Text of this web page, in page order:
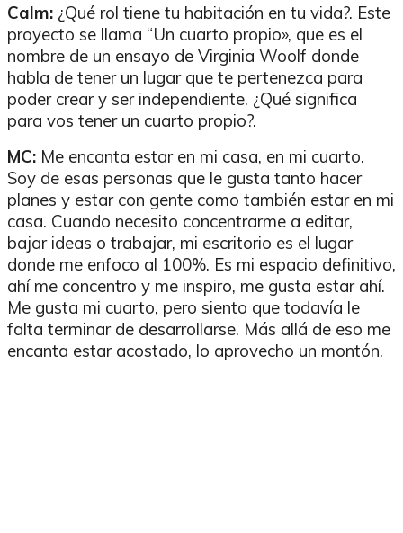
Calm: ¿Qué rol tiene tu habitación en tu vida?. Este
proyecto se llama “Un cuarto propio», que es el
nombre de un ensayo de Virginia Woolf donde
habla de tener un lugar que te pertenezca para
poder crear y ser independiente. ¿Qué significa
para vos tener un cuarto propio?.
MC: Me encanta estar en mi casa, en mi cuarto.
Soy de esas personas que le gusta tanto hacer
planes y estar con gente como también estar en mi
casa. Cuando necesito concentrarme a editar,
bajar ideas o trabajar, mi escritorio es el lugar
donde me enfoco al 100%. Es mi espacio definitivo,
ahí me concentro y me inspiro, me gusta estar ahí.
Me gusta mi cuarto, pero siento que todavía le
falta terminar de desarrollarse. Más allá de eso me
encanta estar acostado, lo aprovecho un montón.